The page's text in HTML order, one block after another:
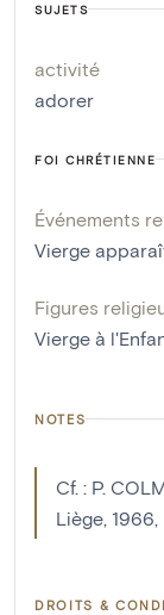
SUJETS
activité
adorer
FOI CHRÉTIENNE
Événements
Vierge
Figures
Vierge à
NOTES
Cf. : P.
Liège,
DROITS &